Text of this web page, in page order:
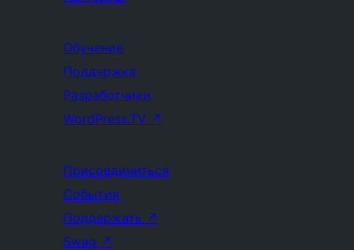
Обучение
Поддержка
Разработчики
WordPress.TV ↗
Присоединиться
События
Поддержать ↗
Swag ↗